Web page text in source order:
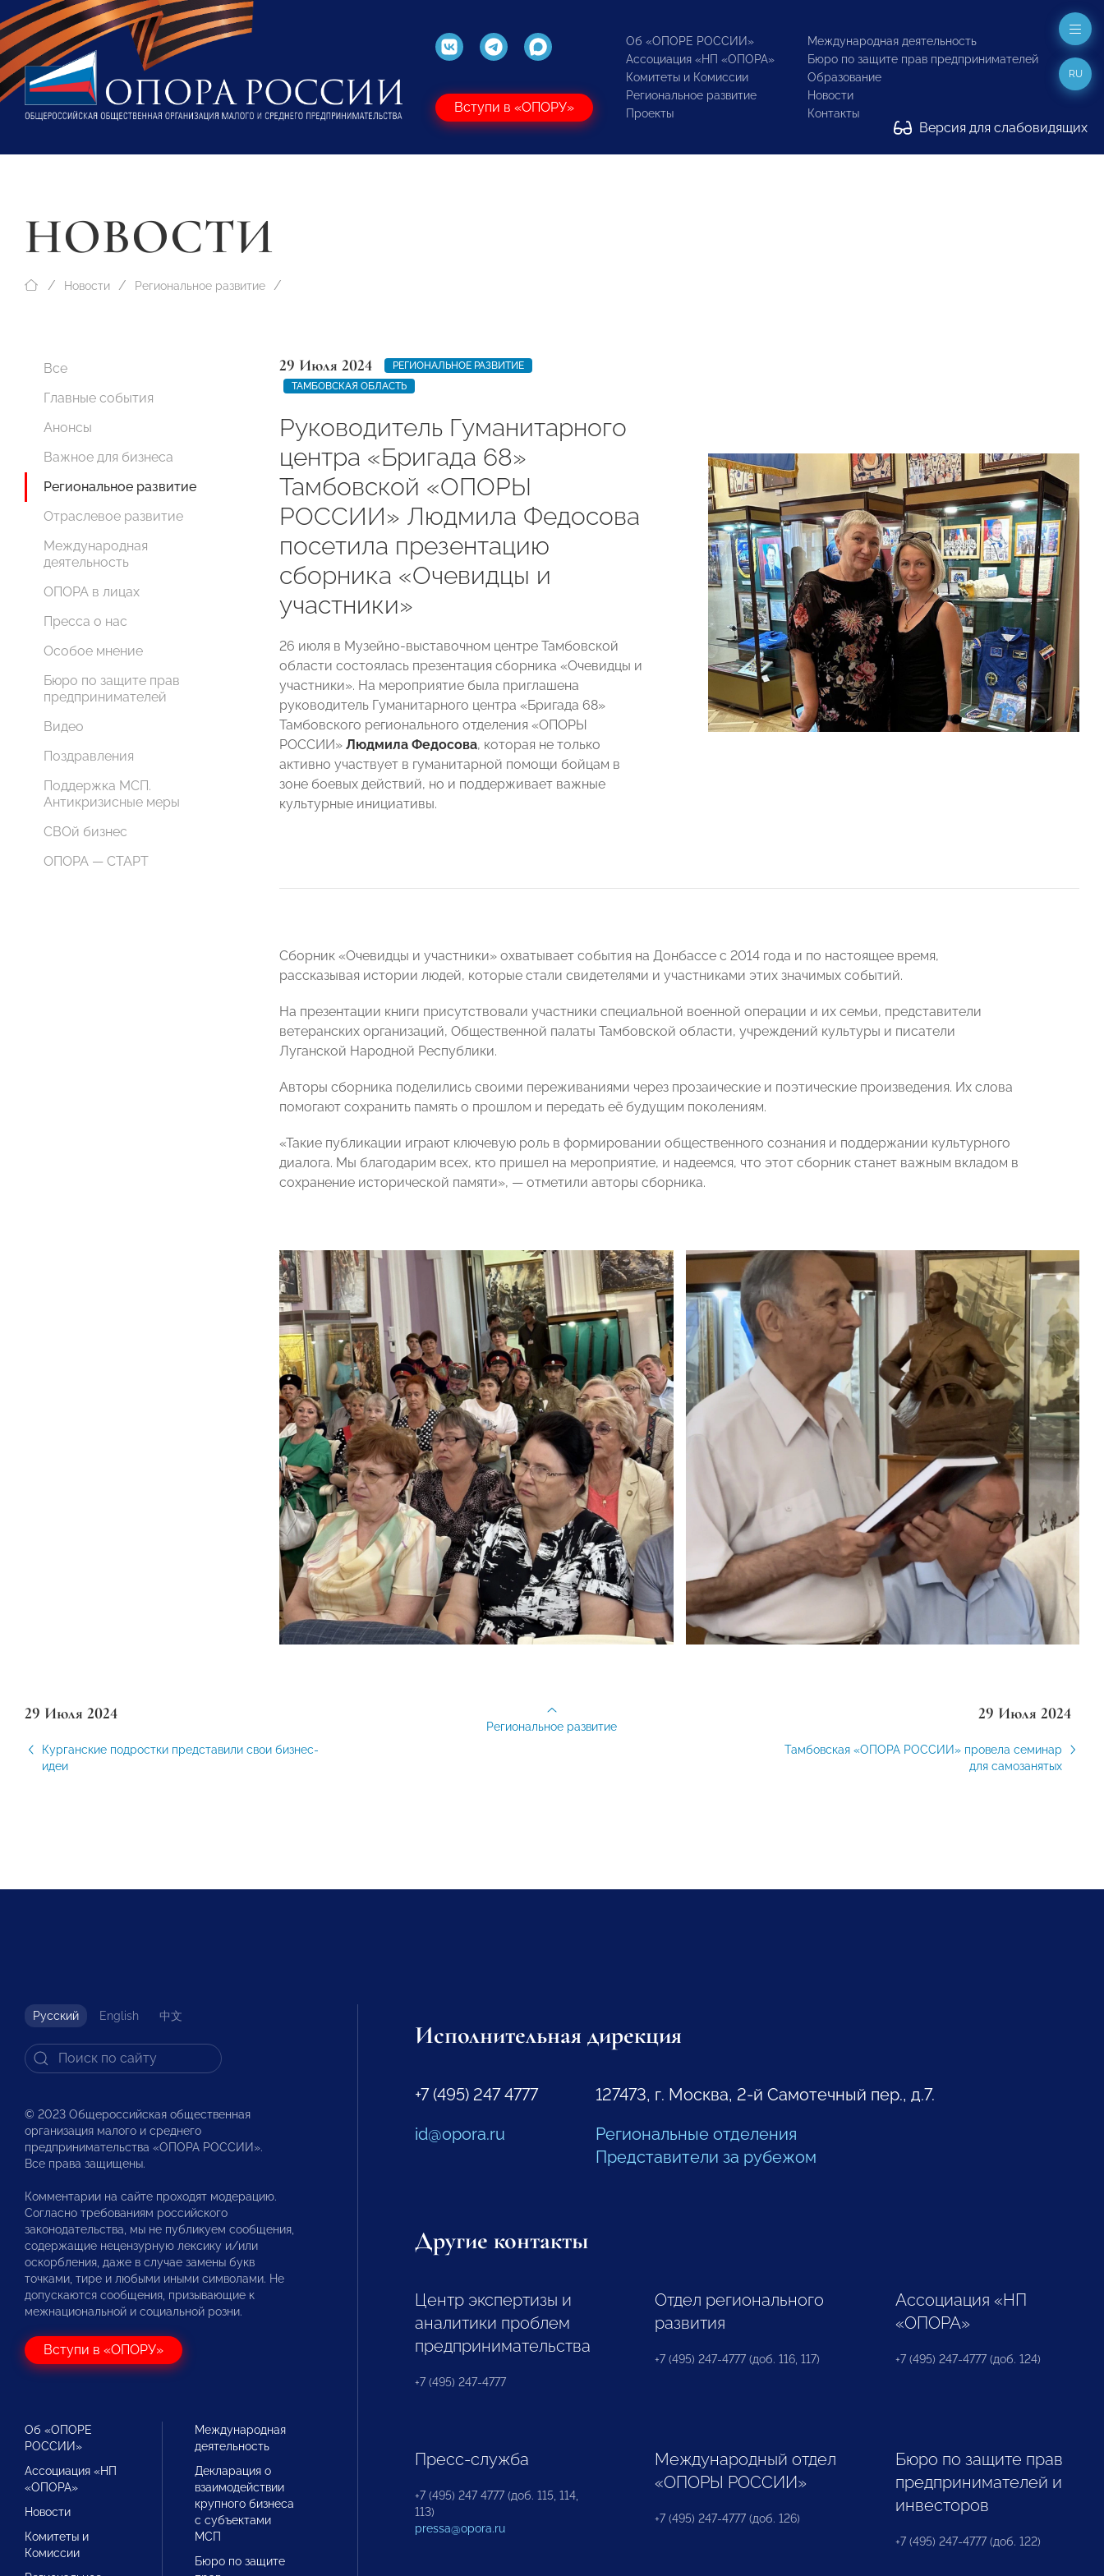
Вступи в «ОПОРУ»
Об «ОПОРЕ РОССИИ»
Ассоциация «НП «ОПОРА»
Комитеты и Комиссии
Региональное развитие
Проекты
Международная деятельность
Бюро по защите прав предпринимателей
Образование
Новости
Контакты
Версия для слабовидящих
RU
НОВОСТИ
Новости Региональное развитие
Все
Главные события
Анонсы
Важное для бизнеса
Региональное развитие
Отраслевое развитие
Международная
деятельность
ОПОРА в лицах
Пресса о нас
Особое мнение
Бюро по защите прав
предпринимателей
Видео
Поздравления
Поддержка МСП.
Антикризисные меры
СВОй бизнес
ОПОРА — СТАРТ
29 Июля 2024
РЕГИОНАЛЬНОЕ РАЗВИТИЕ
ТАМБОВСКАЯ ОБЛАСТЬ
Руководитель Гуманитарного
центра «Бригада 68»
Тамбовской «ОПОРЫ
РОССИИ» Людмила Федосова
посетила презентацию
сборника «Очевидцы и
участники»
26 июля в Музейно-выставочном центре Тамбовской
области состоялась презентация сборника «Очевидцы и
участники». На мероприятие была приглашена
руководитель Гуманитарного центра «Бригада 68»
Тамбовского регионального отделения «ОПОРЫ
РОССИИ» Людмила Федосова, которая не только
активно участвует в гуманитарной помощи бойцам в
зоне боевых действий, но и поддерживает важные
культурные инициативы.
Сборник «Очевидцы и участники» охватывает события на Донбассе с 2014 года и по настоящее время,
рассказывая истории людей, которые стали свидетелями и участниками этих значимых событий.
На презентации книги присутствовали участники специальной военной операции и их семьи, представители
ветеранских организаций, Общественной палаты Тамбовской области, учреждений культуры и писатели
Луганской Народной Республики.
Авторы сборника поделились своими переживаниями через прозаические и поэтические произведения. Их слова
помогают сохранить память о прошлом и передать её будущим поколениям.
«Такие публикации играют ключевую роль в формировании общественного сознания и поддержании культурного
диалога. Мы благодарим всех, кто пришел на мероприятие, и надеемся, что этот сборник станет важным вкладом в
сохранение исторической памяти», — отметили авторы сборника.
29 Июля 2024
Курганские подростки представили свои бизнес-
идеи
29 Июля 2024
Тамбовская «ОПОРА РОССИИ» провела семинар
для самозанятых
Региональное развитие
Русский English 中文
© 2023 Общероссийская общественная
организация малого и среднего
предпринимательства «ОПОРА РОССИИ».
Все права защищены.
Комментарии на сайте проходят модерацию.
Согласно требованиям российского
законодательства, мы не публикуем сообщения,
содержащие нецензурную лексику и/или
оскорбления, даже в случае замены букв
точками, тире и любыми иными символами. Не
допускаются сообщения, призывающие к
межнациональной и социальной розни.
Вступи в «ОПОРУ»
Об «ОПОРЕ
РОССИИ»
Ассоциация «НП
«ОПОРА»
Новости
Комитеты и
Комиссии
Международная
деятельность
Декларация о
взаимодействии
крупного бизнеса
с субъектами
МСП
Бюро по защите
Исполнительная дирекция
+7 (495) 247 4777
id@opora.ru
127473, г. Москва, 2-й Самотечный пер., д.7.
Региональные отделения
Представители за рубежом
Другие контакты
Центр экспертизы и
аналитики проблем
предпринимательства
+7 (495) 247-4777
Отдел регионального
развития
+7 (495) 247-4777 (доб. 116, 117)
Ассоциация «НП
«ОПОРА»
+7 (495) 247-4777 (доб. 124)
Пресс-служба
+7 (495) 247 4777 (доб. 115, 114,
113)
pressa@opora.ru
Международный отдел
«ОПОРЫ РОССИИ»
+7 (495) 247-4777 (доб. 126)
Бюро по защите прав
предпринимателей и
инвесторов
+7 (495) 247-4777 (доб. 122)